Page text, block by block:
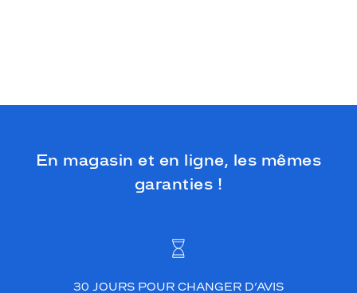
En magasin et en ligne, les mêmes
garanties !
30 JOURS POUR CHANGER D’AVIS